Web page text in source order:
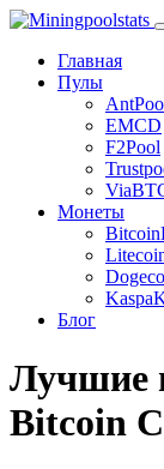
Главная
Пулы
EMCD
F2Pool
Монеты
Bitcoin
Kaspa
Блог
Лучшие
Bitcoin